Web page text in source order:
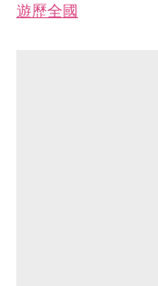
遊歷全國